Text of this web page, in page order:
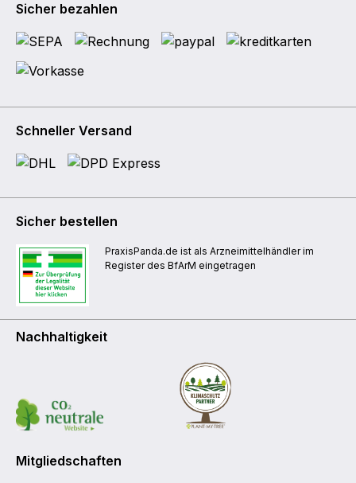
Sicher bezahlen
Schneller Versand
Sicher bestellen
PraxisPanda.de ist als Arzneimittelhändler im
Register des BfArM eingetragen
Nachhaltigkeit
Mitgliedschaften